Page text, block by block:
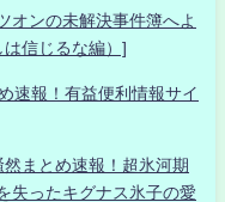
オンの未解決事件簿へよ
信じるな編）]
報！有益便利情報サイ
まとめ速報！超氷河期
失ったキグナス氷子の愛